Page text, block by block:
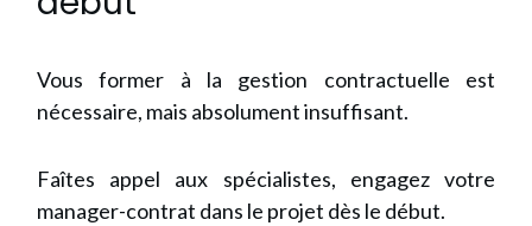
Vous former à la gestion contractuelle est
nécessaire, mais absolument insuffisant.
Faîtes appel aux spécialistes, engagez votre
manager-contrat dans le projet dès le début.